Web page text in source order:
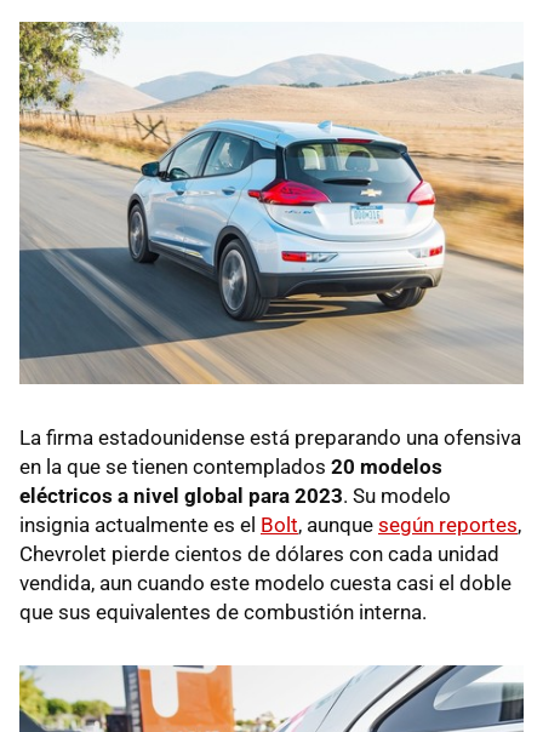
La firma estadounidense está preparando una ofensiva
en la que se tienen contemplados 20 modelos
eléctricos a nivel global para 2023. Su modelo
insignia actualmente es el Bolt, aunque según reportes,
Chevrolet pierde cientos de dólares con cada unidad
vendida, aun cuando este modelo cuesta casi el doble
que sus equivalentes de combustión interna.